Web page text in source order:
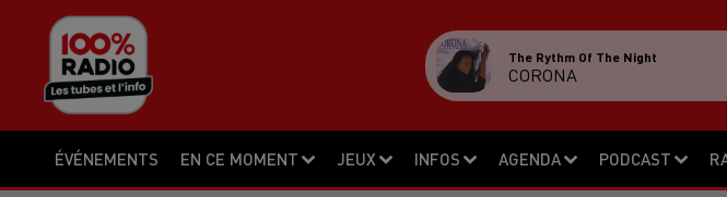
ÉVÉNEMENTS EN CE MOMENT JEUX INFOS AGENDA PODCAST
The Rythm Of The Night
CORONA